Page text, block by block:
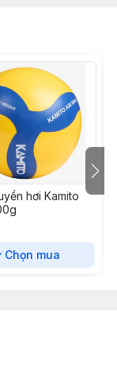
hơi Kamito
Chọn mua